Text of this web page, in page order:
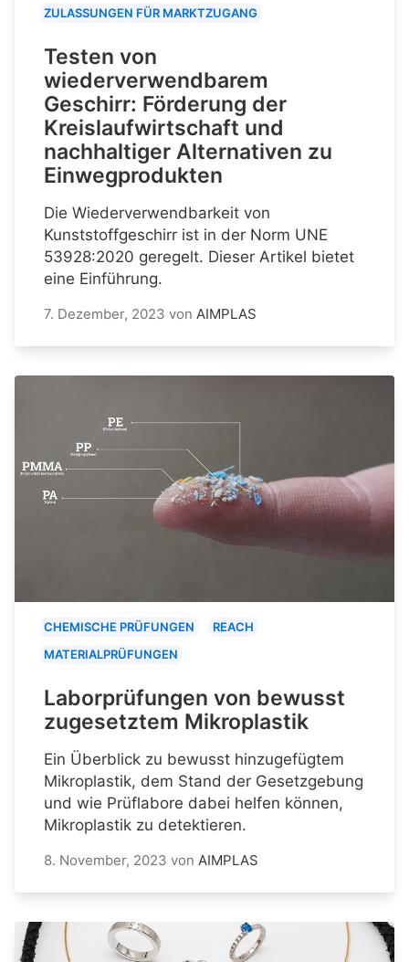
ZULASSUNGEN FÜR MARKTZUGANG
Testen von
wiederverwendbarem
Geschirr: Förderung der
Kreislaufwirtschaft und
nachhaltiger Alternativen zu
Einwegprodukten
Die Wiederverwendbarkeit von
Kunststoffgeschirr ist in der Norm UNE
53928:2020 geregelt. Dieser Artikel bietet
eine Einführung.
7. Dezember, 2023 von AIMPLAS
CHEMISCHE PRÜFUNGEN
REACH
MATERIALPRÜFUNGEN
Laborprüfungen von bewusst
zugesetztem Mikroplastik
Ein Überblick zu bewusst hinzugefügtem
Mikroplastik, dem Stand der Gesetzgebung
und wie Prüflabore dabei helfen können,
Mikroplastik zu detektieren.
8. November, 2023 von AIMPLAS